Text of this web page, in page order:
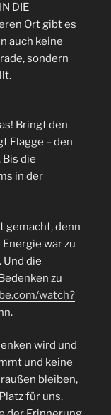
DIE
Ort gibt es
auch keine
sondern
Bringt den
Flagge – den
Bis die
in der
gemacht, denn
war zu
Und die
zu
watch?
wird und
und keine
bleiben,
für uns.